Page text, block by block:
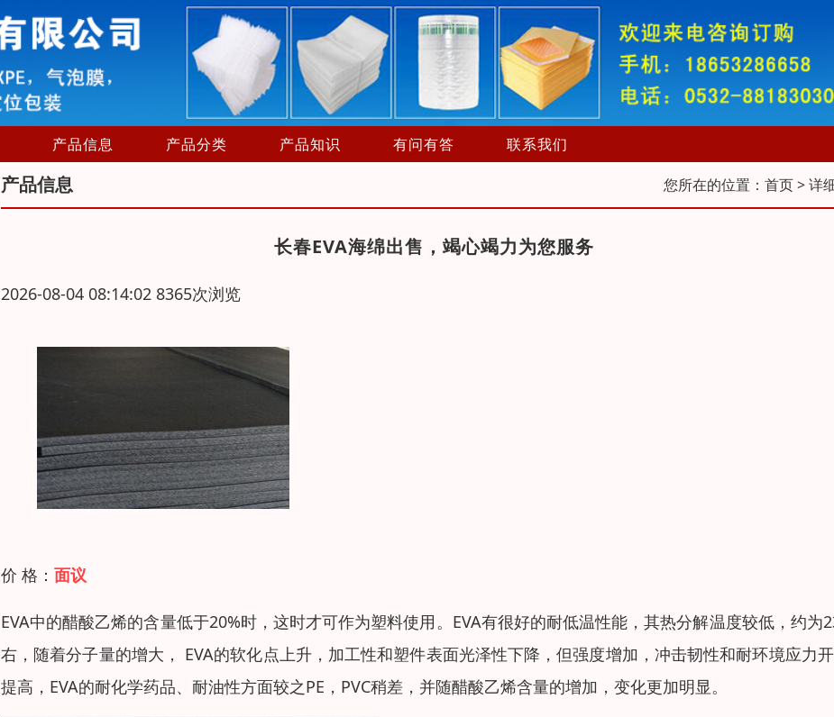
产品信息 产品分类 产品知识 有问有答 联系我们
产品信息 您所在的位置： 首页> 详
长春EVA海绵出售，竭心竭力为您服务
2026-08-04 08:14:02 8365次浏览
价 格： 面议
EVA中的醋酸乙烯的含量低于20%时，这时才可作为塑料使用。EVA有很好的耐低温性能，其热分解温度较低，约为
右，随着分子量的增大， EVA的软化点上升，加工性和塑件表面光泽性下降，但强度增加，冲击韧性和耐环境应力
提高，EVA的耐化学药品、耐油性方面较之PE，PVC稍差，并随醋酸乙烯含量的增加，变化更加明显。